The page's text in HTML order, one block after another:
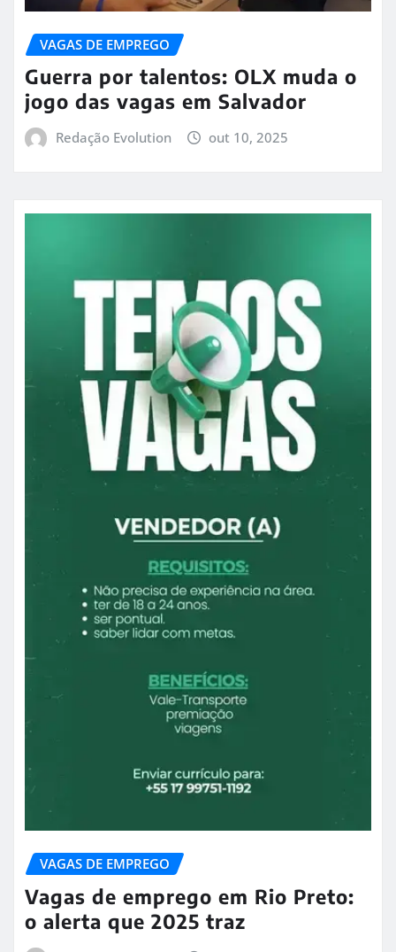
VAGAS DE EMPREGO
Guerra por talentos: OLX muda o
jogo das vagas em Salvador
Redação Evolution out 10, 2025
VAGAS DE EMPREGO
Vagas de emprego em Rio Preto:
o alerta que 2025 traz